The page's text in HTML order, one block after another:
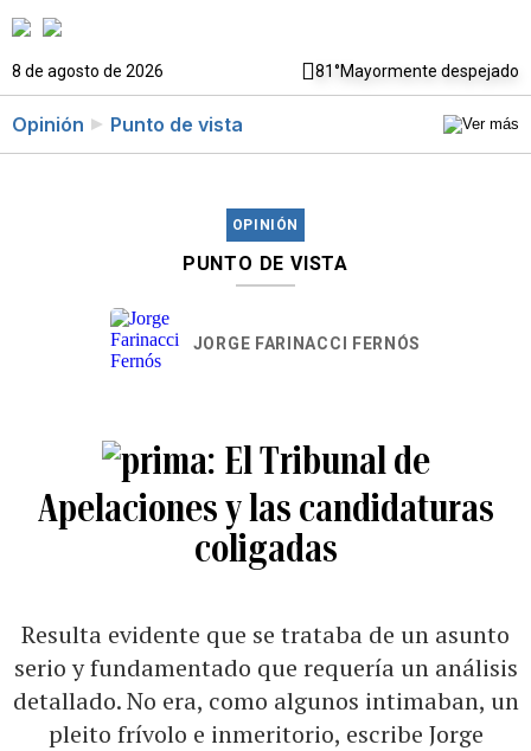
8 de agosto de 2026 81°Mayormente despejado
Opinión Punto de vista
OPINIÓN
PUNTO DE VISTA
JORGE FARINACCI FERNÓS
El Tribunal de
Apelaciones y las candidaturas
coligadas
Resulta evidente que se trataba de un asunto
serio y fundamentado que requería un análisis
detallado. No era, como algunos intimaban, un
pleito frívolo e inmeritorio, escribe Jorge